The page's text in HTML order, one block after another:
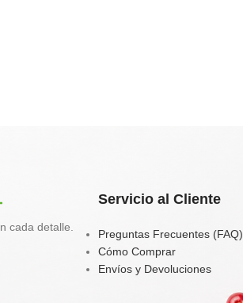
cada detalle.
Servicio al Cliente
Preguntas Frecuentes (FAQ)
Cómo Comprar
Envíos y Devoluciones